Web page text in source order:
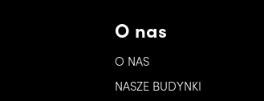
O nas
O NAS
NASZE BUDYNKI